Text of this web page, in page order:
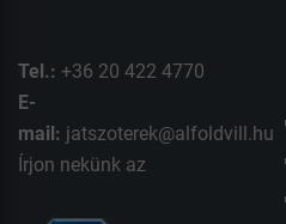
Tel.: +36 20 422 4770
E-
mail: jatszoterek@alfoldvill.hu
Írjon nekünk az